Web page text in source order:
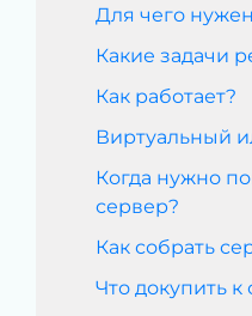
Для чего
Какие задачи
Как работает?
Виртуальный
Когда нужно
сервер?
Как собрать
Что докупить к